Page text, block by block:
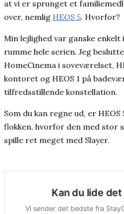
at vi er sprunget et
over, nemlig HEOS 5. Hvorfor?
Min lejlighed var ganske
rumme hele serien. Jeg
HomeCinema i soveværelset,
kontoret og HEOS 1 på
tilfredsstillende konstellation.
Som du kan regne ud, er
flokken, hvorfor den med stor
spille ret meget med Slayer.
Kan du lide
Vi sender det bedste fra